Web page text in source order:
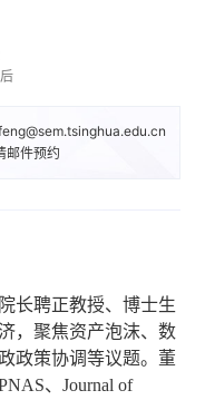
邮件预约
长聘正教授、博士生
，聚焦资产泡沫、数
政策协调等议题。董
、Journal of